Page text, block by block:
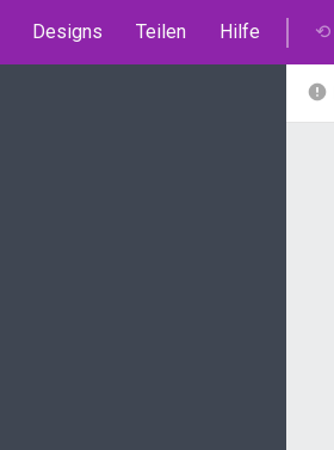
Designs Teilen Hilfe ⟲